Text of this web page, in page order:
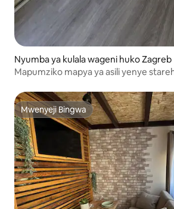
Nyumba ya kulala wageni huko Zagreb
Mapumziko mapya ya asili yenye
Mwenyeji Bingwa
Mwenyeji Bingwa